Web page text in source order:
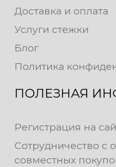
Доставка и оплата
Услуги стежки
Блог
Политика
ПОЛЕЗНАЯ
Регистрация на
Сотрудничество с
совместных